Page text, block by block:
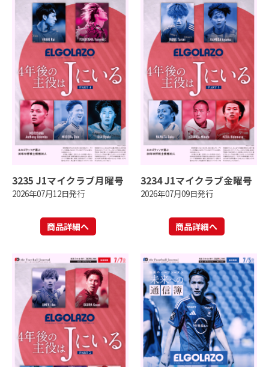
3235 J1マイクラブ月曜号
2026年07月12日発行
商品詳細へ
3234 J1マイクラブ金曜号
2026年07月09日発行
商品詳細へ